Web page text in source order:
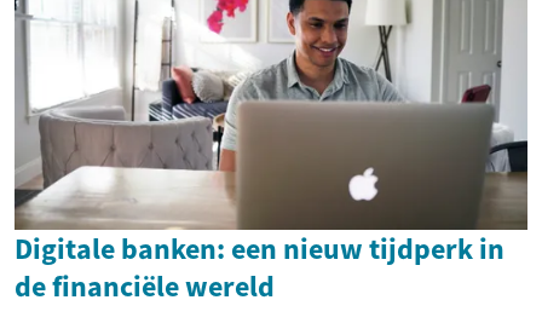
Digitale banken: een nieuw tijdperk in
de financiële wereld